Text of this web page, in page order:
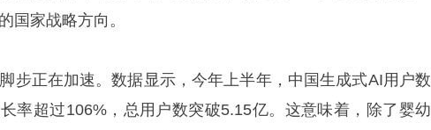
国家战略方向。
步正在加速。数据显示，今年上半年，中国生成式AI用户数
率超过106%，总用户数突破5.15亿。这意味着，除了婴幼